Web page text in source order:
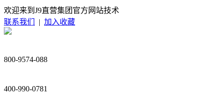
欢迎来到J9直营集团官方网站技术
联系我们
| 加入收藏
800-9574-088
400-990-0781